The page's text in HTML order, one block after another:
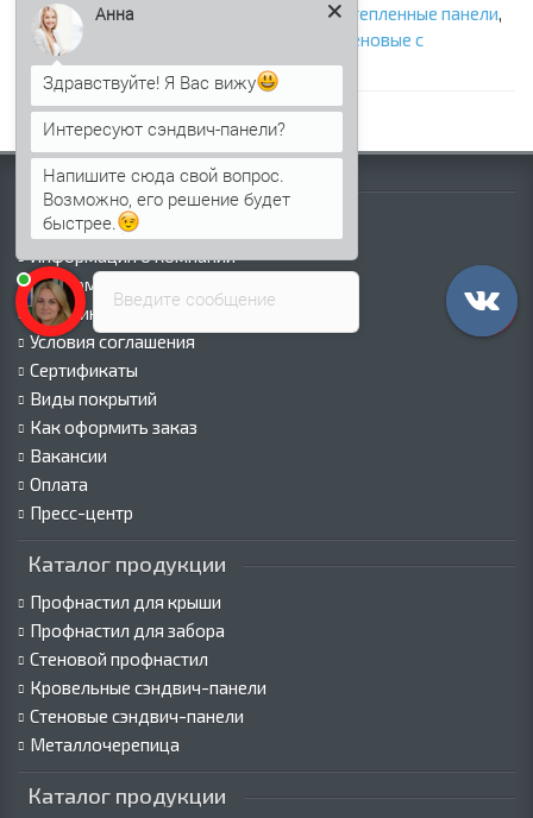
сэндвич панели с пир
стеновые панели, утепленные панели,
панели с утеплителем
сэндвич панели стеновые с
наполнителем,фасадные сэндвич панели
Информация
Палитра RAL
Информация о компании
Информация о доставке
Политика безопасности
Условия соглашения
Сертификаты
Виды покрытий
Как оформить заказ
Вакансии
Оплата
Пресс-центр
Каталог продукции
Профнастил для крыши
Профнастил для забора
Стеновой профнастил
Кровельные сэндвич-панели
Стеновые сэндвич-панели
Металлочерепица
Каталог продукции
Введите сообщение
Анна
Здравствуйте! Я Вас вижу
Интересуют сэндвич-панели?
Напишите сюда свой вопрос.
Возможно, его решение будет
быстрее.